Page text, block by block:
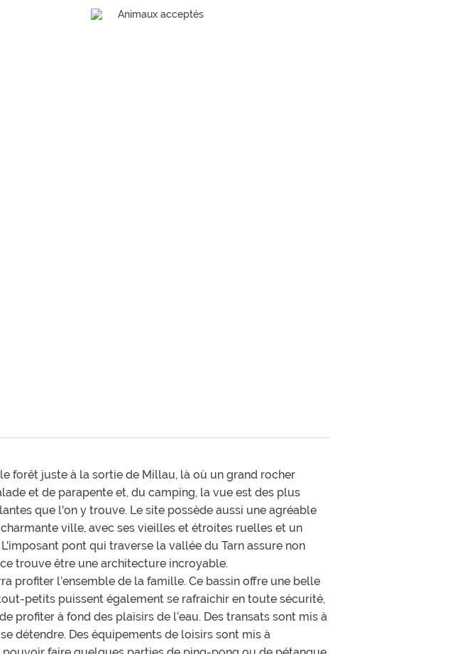
Animaux acceptés
forêt juste à la sortie de Millau, là où un grand rocher
et de parapente et, du camping, la vue est des plus
que l'on y trouve. Le site possède aussi une agréable
ville, avec ses vieilles et étroites ruelles et un
pont qui traverse la vallée du Tarn assure non
trouve être une architecture incroyable.
profiter l’ensemble de la famille. Ce bassin offre une belle
petits puissent également se rafraichir en toute sécurité,
à fond des plaisirs de l’eau. Des transats sont mis à
détendre. Des équipements de loisirs sont mis à